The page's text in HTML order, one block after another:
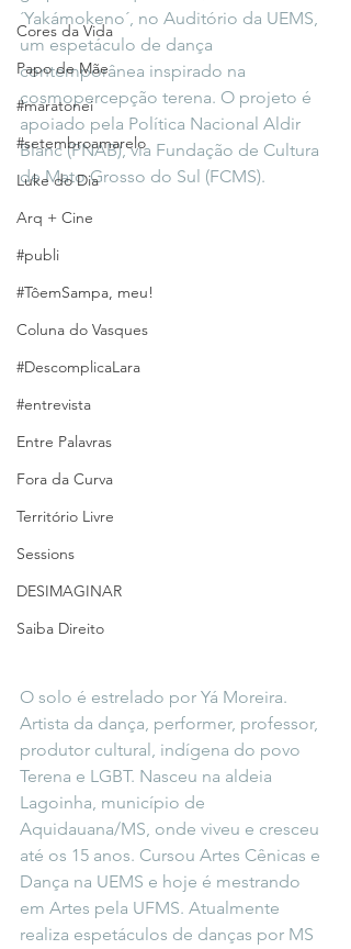
Cores da Vida
Papo de Mãe
#maratonei
#setembroamarelo
Luke do Dia
Arq + Cine
#publi
#TôemSampa, meu!
Coluna do Vasques
#DescomplicaLara
#entrevista
Entre Palavras
Fora da Curva
Território Livre
Sessions
DESIMAGINAR
Saiba Direito
´Yakámokeno´, no Auditório da UEMS,
um espetáculo de dança
contemporânea inspirado na
cosmopercepção terena. O projeto é
apoiado pela Política Nacional Aldir
Blanc (PNAB), via Fundação de Cultura
de Mato Grosso do Sul (FCMS).
O solo é estrelado por Yá Moreira.
Artista da dança, performer, professor,
produtor cultural, indígena do povo
Terena e LGBT. Nasceu na aldeia
Lagoinha, município de
Aquidauana/MS, onde viveu e cresceu
até os 15 anos. Cursou Artes Cênicas e
Dança na UEMS e hoje é mestrando
em Artes pela UFMS. Atualmente
realiza espetáculos de danças por MS